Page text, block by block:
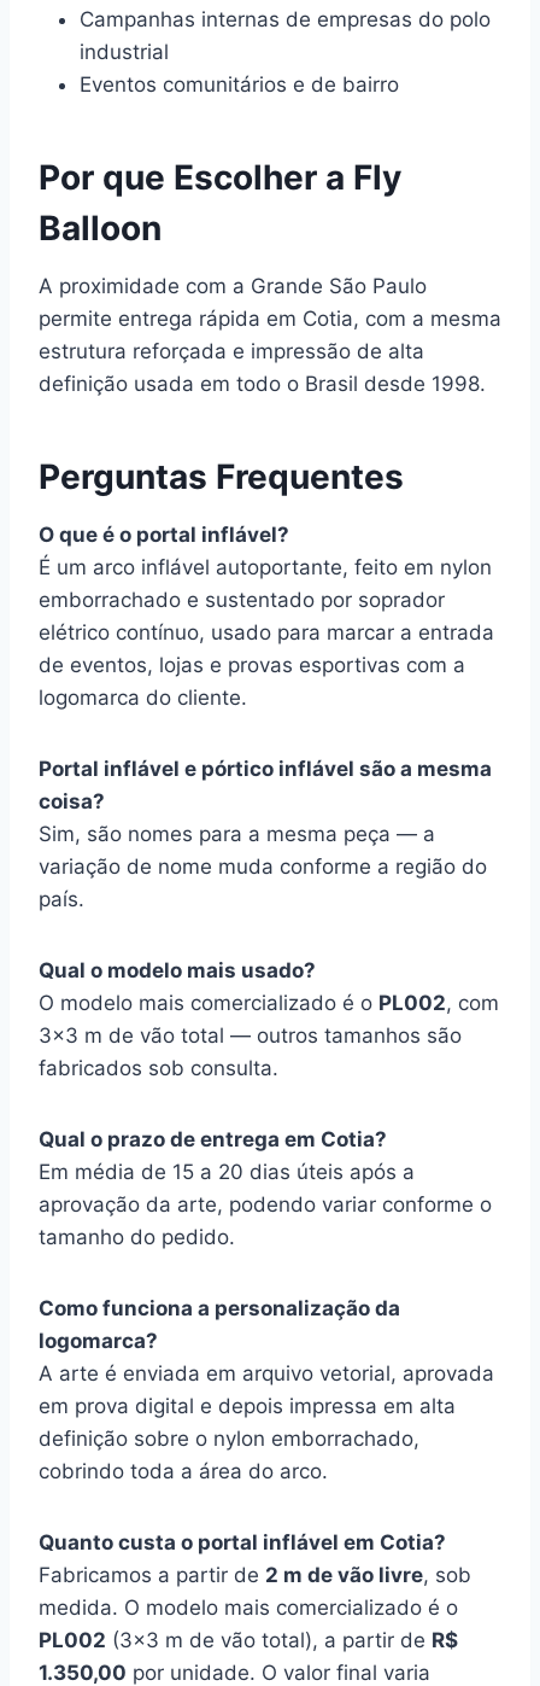
Campanhas internas de empresas do polo
industrial
Eventos comunitários e de bairro
Por que Escolher a Fly
Balloon
A proximidade com a Grande São Paulo
permite entrega rápida em Cotia, com a mesma
estrutura reforçada e impressão de alta
definição usada em todo o Brasil desde 1998.
Perguntas Frequentes
O que é o portal inflável?
É um arco inflável autoportante, feito em nylon
emborrachado e sustentado por soprador
elétrico contínuo, usado para marcar a entrada
de eventos, lojas e provas esportivas com a
logomarca do cliente.
Portal inflável e pórtico inflável são a mesma
coisa?
Sim, são nomes para a mesma peça — a
variação de nome muda conforme a região do
país.
Qual o modelo mais usado?
O modelo mais comercializado é o PL002, com
3×3 m de vão total — outros tamanhos são
fabricados sob consulta.
Qual o prazo de entrega em Cotia?
Em média de 15 a 20 dias úteis após a
aprovação da arte, podendo variar conforme o
tamanho do pedido.
Como funciona a personalização da
logomarca?
A arte é enviada em arquivo vetorial, aprovada
em prova digital e depois impressa em alta
definição sobre o nylon emborrachado,
cobrindo toda a área do arco.
Quanto custa o portal inflável em Cotia?
Fabricamos a partir de 2 m de vão livre, sob
medida. O modelo mais comercializado é o
PL002 (3×3 m de vão total), a partir de R$
1.350,00 por unidade. O valor final varia